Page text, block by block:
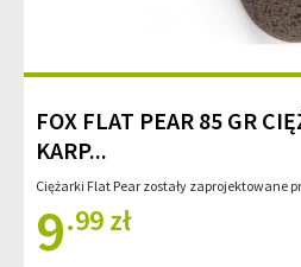
FOX FLAT PEAR 85 GR
KARP...
Ciężarki Flat Pear zostały zaprojektowane
9.99 zł